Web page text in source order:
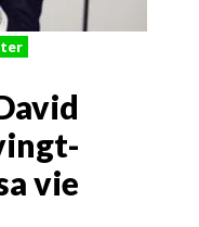
vie